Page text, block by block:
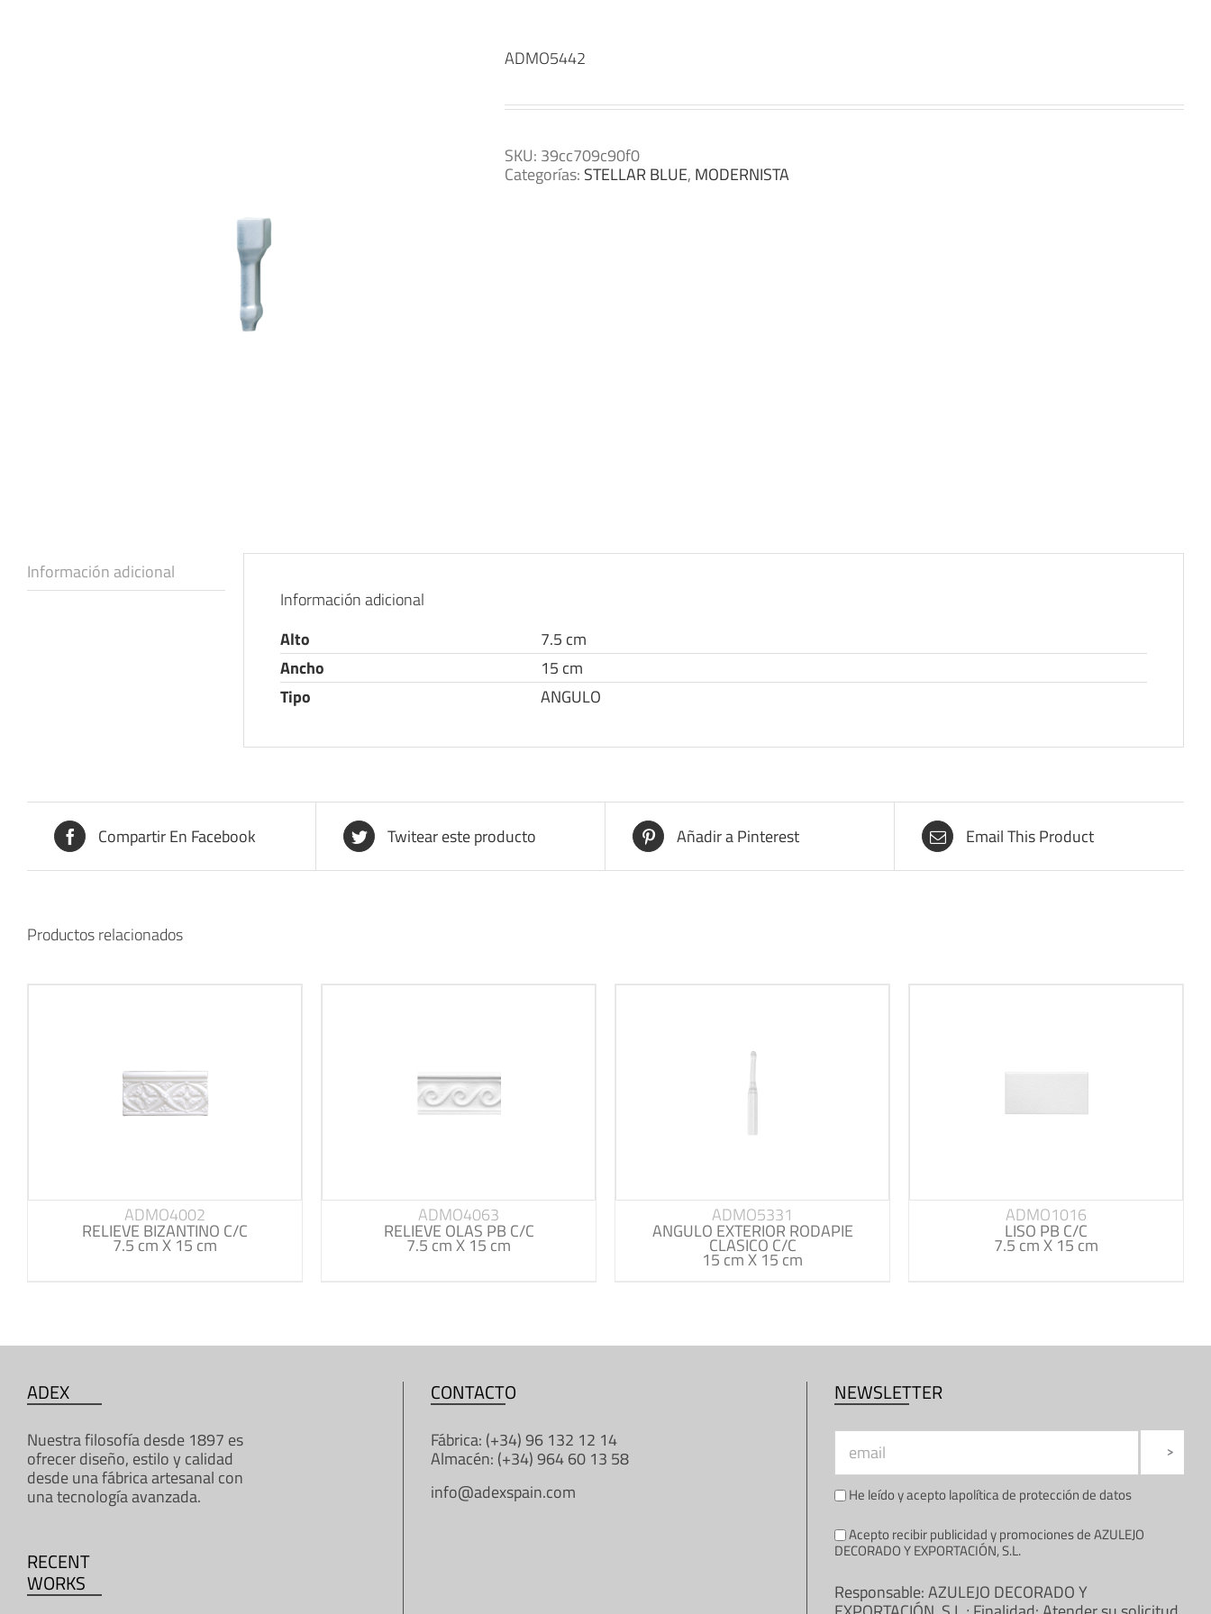
ADMO5442
SKU: 39cc709c90f0
Categorías: STELLAR BLUE, MODERNISTA
Información adicional
Información adicional
Alto
7.5 cm
Ancho
15 cm
Tipo
ANGULO
Compartir En Facebook Twitear este producto Añadir a Pinterest Email This Product
Productos relacionados
ADMO4002
RELIEVE BIZANTINO C/C
7.5 cm X 15 cm
ADMO4063
RELIEVE OLAS PB C/C
7.5 cm X 15 cm
ADMO5331
ANGULO EXTERIOR RODAPIE
CLASICO C/C
15 cm X 15 cm
ADMO1016
LISO PB C/C
7.5 cm X 15 cm
ADEX
Nuestra filosofía desde 1897 es
ofrecer diseño, estilo y calidad
desde una fábrica artesanal con
una tecnología avanzada.
RECENT
WORKS
CONTACTO
Fábrica: (+34) 96 132 12 14
Almacén: (+34) 964 60 13 58
info@adexspain.com
NEWSLETTER
He leído y acepto lapolítica de protección de datos
Acepto recibir publicidad y promociones de AZULEJO
DECORADO Y EXPORTACIÓN, S.L.
Responsable: AZULEJO DECORADO Y